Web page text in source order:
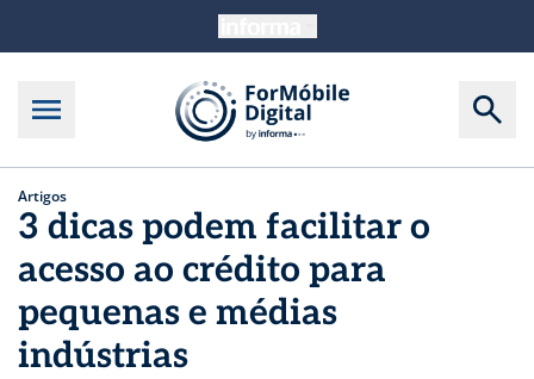
Artigos
3 dicas podem facilitar o
acesso ao crédito para
pequenas e médias
indústrias